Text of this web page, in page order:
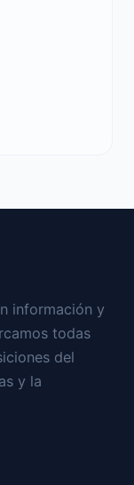
información y
todas
del
y la